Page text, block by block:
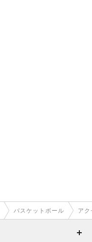
バスケットボール ア